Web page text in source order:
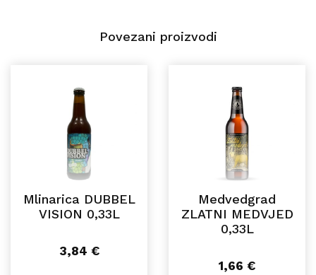
Povezani proizvodi
Mlinarica DUBBEL
VISION 0,33L
3,84 €
Medvedgrad
ZLATNI MEDVJED
0,33L
1,66 €